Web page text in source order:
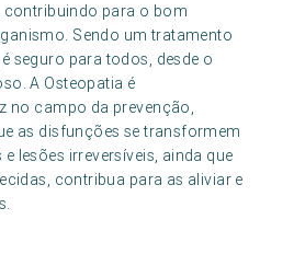
contribuindo para o bom
Sendo um tratamento
seguro para todos, desde o
A Osteopatia é
no campo da prevenção,
as disfunções se transformem
lesões irreversíveis, ainda que
contribua para as aliviar e